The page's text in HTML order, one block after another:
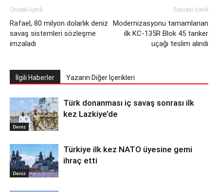
Önceki İçerik
Rafael, 80 milyon dolarlık deniz
savaş sistemleri sözleşme
imzaladı
Sonraki İçerik
Modernizasyonu tamamlanan
ilk KC-135R Blok 45 tanker
uçağı teslim alındı
İlgili Haberler Yazarın Diğer İçerikleri
Deniz
Türk donanması iç savaş sonrası ilk
kez Lazkiye’de
Deniz
Türkiye ilk kez NATO üyesine gemi
ihraç etti